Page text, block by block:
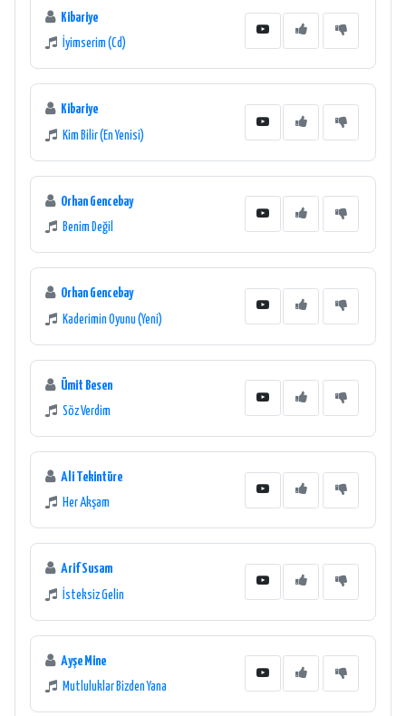
Kibariye
İyimserim (Cd)
Kibariye
Kim Bilir (En Yenisi)
Orhan Gencebay
Benim Değil
Orhan Gencebay
Kaderimin Oyunu (Yeni)
Ümit Besen
Söz Verdim
Ali Tekintüre
Her Akşam
Arif Susam
İsteksiz Gelin
Ayşe Mine
Mutluluklar Bizden Yana